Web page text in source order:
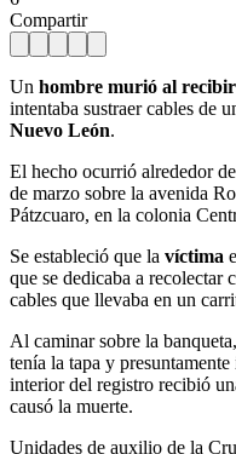
Compartir
Un hombre murió al
intentaba sustraer cables de
Nuevo León.
El hecho ocurrió alrededor
de marzo sobre la avenida
Pátzcuaro, en la colonia
Se estableció que la víctima
que se dedicaba a recolectar
cables que llevaba en un
Al caminar sobre la
tenía la tapa y presuntamente
interior del registro recibió
causó la muerte.
Unidades de auxilio de la